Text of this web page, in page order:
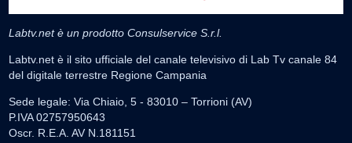
Labtv.net è un prodotto Consulservice S.r.l.
Labtv.net è il sito ufficiale del canale televisivo di Lab Tv canale 84
del digitale terrestre Regione Campania
Sede legale: Via Chiaio, 5 - 83010 – Torrioni (AV)
P.IVA 02757950643
Oscr. R.E.A. AV N.181151